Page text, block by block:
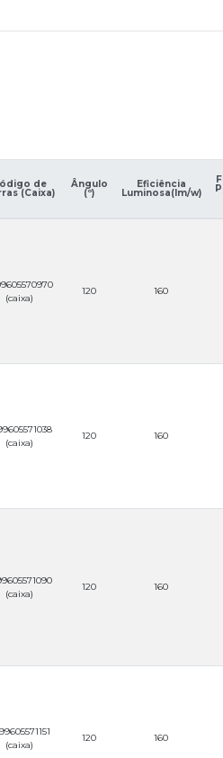
de
(Caixa)
Ângulo
(º)
Eficiência
Luminosa(lm/w)
(caixa)
120 160
(caixa)
120 160
(caixa)
120 160
(caixa)
120 160